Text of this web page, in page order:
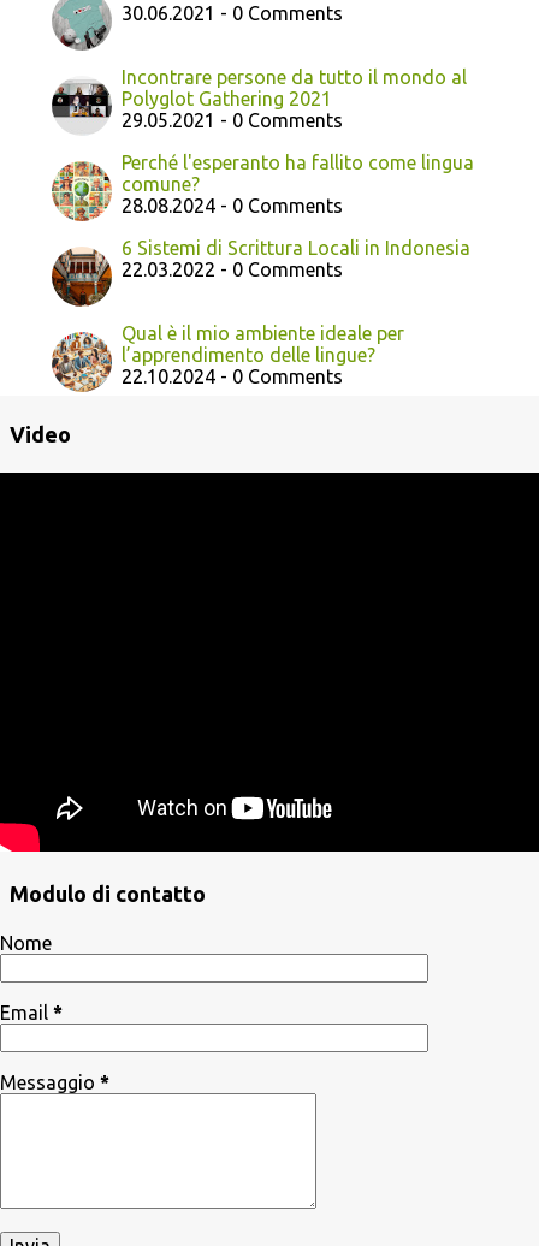
30.06.2021 - 0 Comments
Incontrare persone da tutto il mondo al
Polyglot Gathering 2021
29.05.2021 - 0 Comments
Perché l'esperanto ha fallito come lingua
comune?
28.08.2024 - 0 Comments
6 Sistemi di Scrittura Locali in Indonesia
22.03.2022 - 0 Comments
Qual è il mio ambiente ideale per
l’apprendimento delle lingue?
22.10.2024 - 0 Comments
Video
Modulo di contatto
Nome
Email *
Messaggio *